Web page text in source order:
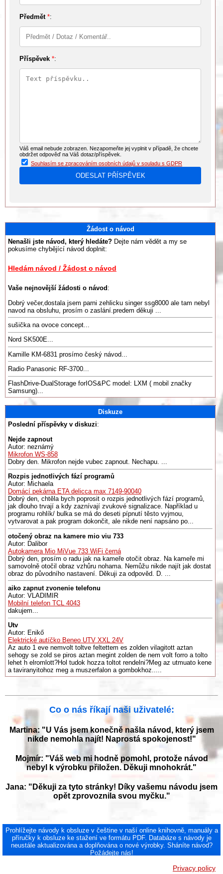
Předmět *:
Příspěvek *:
Váš email nebude zobrazen. Nezapomeňte jej vyplnit v případě, že chcete
obdržet odpověď na Váš dotaz/příspěvek.
Souhlasím se zpracováním osobních údajů v souladu s GDPR
Žádost o návod
Nenašli jste návod, který hledáte? Dejte nám vědět a my se
pokusíme chybějící návod doplnit:
Hledám návod / Žádost o návod
Vaše nejnovější žádosti o návod :
Dobrý večer,dostala jsem parni zehlicku singer ssg8000 ale tam nebyl
navod na obsluhu, prosím o zaslání.predem děkuji ...
sušička na ovoce concept...
Nord SK500E...
Kamille KM-6831 prosímo český návod...
Radio Panasonic RF-3700...
FlashDrive-DualStorage forIOS&PC model: LXM ( mobil značky
Samsung)...
Diskuze
Poslední příspěvky v diskuzi:
Nejde zapnout
Autor: neznámý
Mikrofon WS-858
Dobry den. Mikrofon nejde vubec zapnout. Nechapu. ...
Rozpis jednotlivých fází programů
Autor: Michaela
Domácí pekárna ETA delicca max 7149-90040
Dobrý den, chtěla bych poprosit o rozpis jednotlivých fází programů,
jak dlouho trvají a kdy zaznívají zvukové signalizace. Například u
programu rohlík/ bulka se má do deseti pípnutí těsto vyjmou,
vytvarovat a pak program dokončit, ale nikde není napsáno po...
otočený obraz na kamere mio viu 733
Autor: Dalibor
Autokamera Mio MiVue 733 WiFi černá
Dobrý den, prosím o radu jak na kameře otočit obraz. Na kameře mi
samovolně otočil obraz vzhůru nohama. Nemůžu nikde najít jak dostat
obraz do původního nastavení. Děkuji za odpověd. D. ...
aiko zapnut zvonenie telefonu
Autor: VLADIMIR
Mobilní telefon TCL 4043
dakujem...
Utv
Autor: Enikő
Elektrické autíčko Beneo UTV XXL 24V
Az auto 1 eve nemvolt toltve feltettem es zolden vilagitott aztan
sehogy se zold se piros aztan megint zolden de nem volt forro a tolto
lehet h elromlott?Hol tudok hozza toltot rendelni?Meg az utmuato kene
a taviranyitohoz meg a muszerfalon a gombokhoz.....
Co o nás říkají naši uživatelé:
Martina: "U Vás jsem konečně našla návod, který jsem
nikde nemohla najít! Naprostá spokojenost!"
Mojmír: "Váš web mi hodně pomohl, protože návod
nebyl k výrobku přiložen. Děkuji mnohokrát."
Jana: "Děkuji za tyto stránky! Díky vašemu návodu jsem
opět zprovoznila svou myčku."
Prohlížejte návody k obsluze v češtine v naší online knihovně, manuály a
příručky k obsluze ke stažení ve formátu PDF. Databáze s návody je
neustále aktualizována a doplňována o nové výrobky. Sháníte návod?
Požádejte nás!
Privacy policy